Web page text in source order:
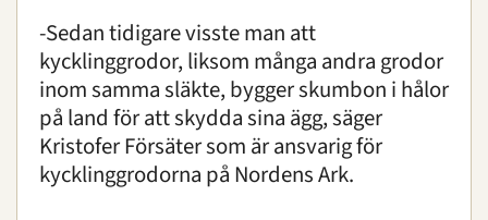
-Sedan tidigare visste man att
kycklinggrodor, liksom många andra grodor
inom samma släkte, bygger skumbon i hålor
på land för att skydda sina ägg, säger
Kristofer Försäter som är ansvarig för
kycklinggrodorna på Nordens Ark.